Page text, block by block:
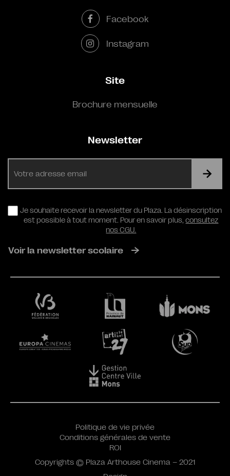
Facebook
Instagram
Site
Brochure mensuelle
Newsletter
RGPD
Je souhaite recevoir la newsletter du Plaza. La désinscription
est possible à tout moment. Pour en savoir plus,consultez
nos CGU.
Voir la newsletter scolaire
Politique de vie privée
Conditions générales de vente
ROI
Copyrights © Plaza Arthouse Cinema – 2021